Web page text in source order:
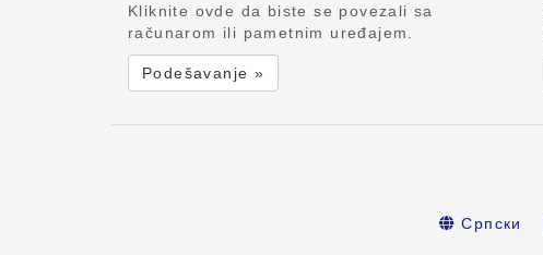
Kliknite ovde da biste se povezali sa
računarom ili pametnim uređajem.
Podešavanje »
Српски